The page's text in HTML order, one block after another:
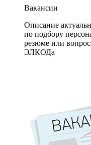
Вакансии
Описание
по подбору
резюме или
ЭЛКОДа